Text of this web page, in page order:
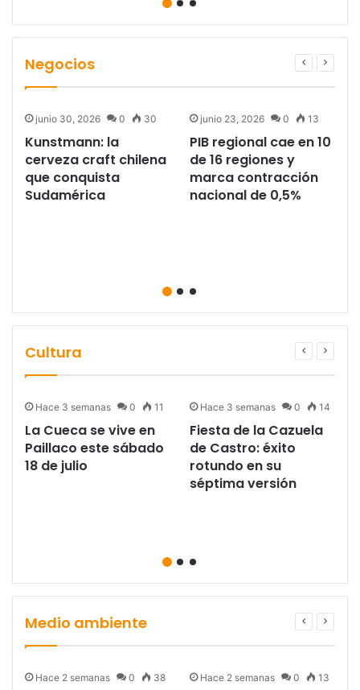
Negocios
junio 30, 2026 0 30
Kunstmann: la
cerveza craft chilena
que conquista
Sudamérica
junio 23, 2026 0 13
PIB regional cae en 10
de 16 regiones y
marca contracción
nacional de 0,5%
Cultura
Hace 3 semanas 0 11
La Cueca se vive en
Paillaco este sábado
18 de julio
Hace 3 semanas 0 14
Fiesta de la Cazuela
de Castro: éxito
rotundo en su
séptima versión
Medio ambiente
Hace 2 semanas 0 38 Hace 2 semanas 0 13